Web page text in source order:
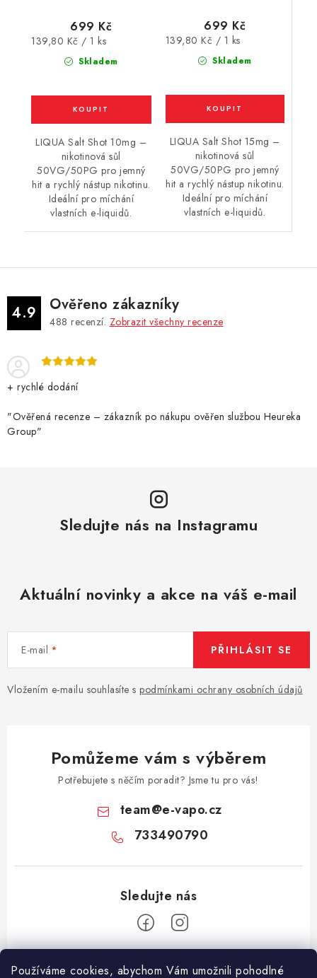
Používáme cookies, abychom Vám umožnili pohodlné
/ 10mg
Skladem
699 Kč
Měrná
139,80 Kč / 1 ks
LIQUA Salt Shot 10mg –
nikotinová sůl
50VG/50PG pro jemný
hit a rychlý nástup nikotinu.
Ideální pro míchání
vlastních e-liquidů.
/ 15mg
Skladem
699 Kč
Měrná
139,80 Kč / 1 ks
LIQUA Salt Shot 15mg –
nikotinová sůl
50VG/50PG pro jemný
hit a rychlý nástup nikotinu.
Ideální pro míchání
vlastních e-liquidů.
4.9 Ověřeno zákazníky
488 recenzí. Zobrazit všechny recenze
+ rychlé dodání
"Ověřená recenze – zákazník po nákupu ověřen službou Heureka
Group"
Sledujte nás na Instagramu
Aktuální novinky a akce na váš e-mail
E-mail
Vložením e-mailu souhlasíte s podmínkami ochrany osobních údajů
PŘIHLÁSIT SE
Pomůžeme vám s výběrem
Potřebujete s něčím poradit? Jsme tu pro vás!
team@e-vapo.cz
733490790
Z